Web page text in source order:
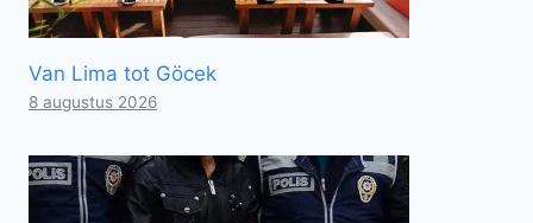
Van Lima tot Göcek
8 augustus 2026